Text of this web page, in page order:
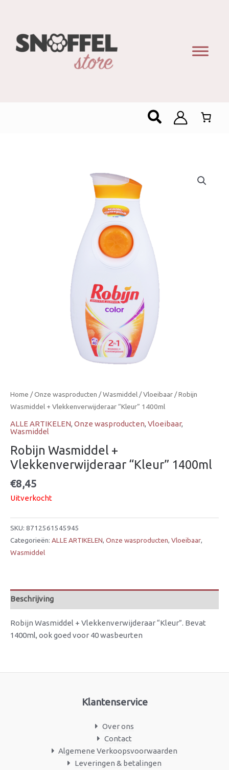
Zoeken
Home /Onze wasproducten /Wasmiddel /Vloeibaar / Robijn
Wasmiddel + Vlekkenverwijderaar “Kleur” 1400ml
ALLE ARTIKELEN, Onze wasproducten, Vloeibaar,
Wasmiddel
Robijn Wasmiddel +
Vlekkenverwijderaar “Kleur” 1400ml
€8,45
Uitverkocht
SKU: 8712561545945
Categorieën: ALLE ARTIKELEN, Onze wasproducten, Vloeibaar,
Wasmiddel
Beschrijving
Robijn Wasmiddel + Vlekkenverwijderaar “Kleur”. Bevat
1400ml, ook goed voor 40 wasbeurten
Klantenservice
Over ons
Contact
Algemene Verkoopsvoorwaarden
Leveringen & betalingen